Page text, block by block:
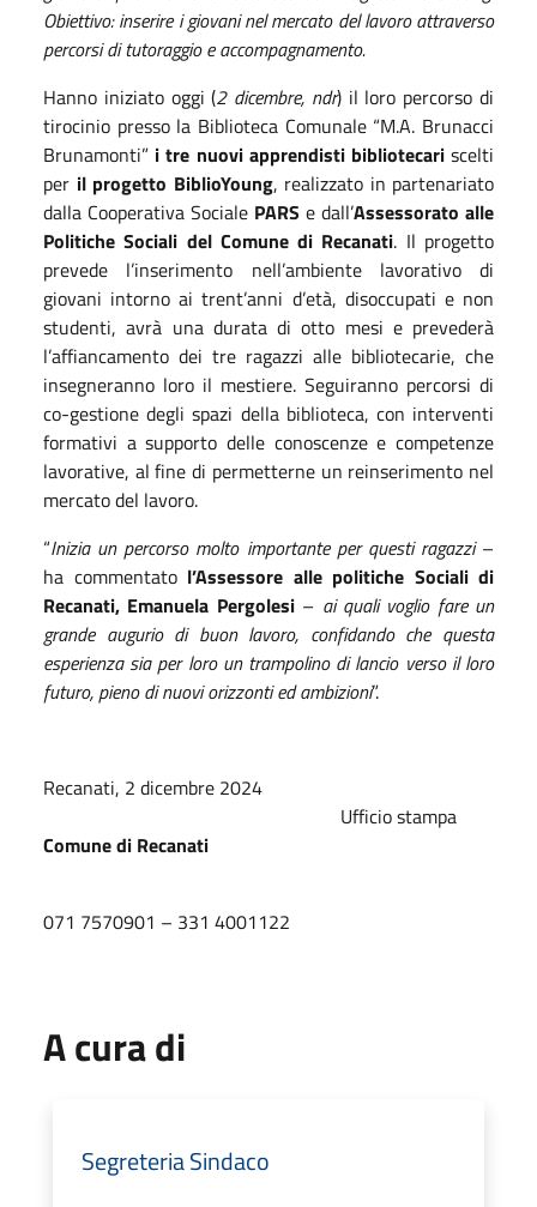
Obiettivo: inserire i giovani nel mercato del lavoro attraverso
percorsi di tutoraggio e accompagnamento.
Hanno iniziato oggi (2 dicembre, ndr) il loro percorso di
tirocinio presso la Biblioteca Comunale “M.A. Brunacci
Brunamonti” i tre nuovi apprendisti bibliotecariscelti
per il progetto BiblioYoung, realizzato in partenariato
dalla Cooperativa Sociale PARS e dall’Assessorato alle
Politiche Sociali del Comune di Recanati. Il progetto
prevede l’inserimento nell’ambiente lavorativo di
giovani intorno ai trent’anni d’età, disoccupati e non
studenti, avrà una durata di otto mesi e prevederà
l’affiancamento dei tre ragazzi alle bibliotecarie, che
insegneranno loro il mestiere. Seguiranno percorsi di
co-gestione degli spazi della biblioteca, con interventi
formativi a supporto delle conoscenze e competenze
lavorative, al fine di permetterne un reinserimento nel
mercato del lavoro.
“Inizia un percorso molto importante per questi ragazzi–
ha commentato l’Assessore alle politiche Sociali di
Recanati, Emanuela Pergolesi– ai quali voglio fare un
grande augurio di buon lavoro, confidando che questa
esperienza sia per loro un trampolino di lancio verso il loro
futuro, pieno di nuovi orizzonti ed ambizioni”.
Recanati, 2 dicembre 2024
Ufficio stampa
Comune di Recanati
071 7570901 – 331 4001122
A cura di
Segreteria Sindaco